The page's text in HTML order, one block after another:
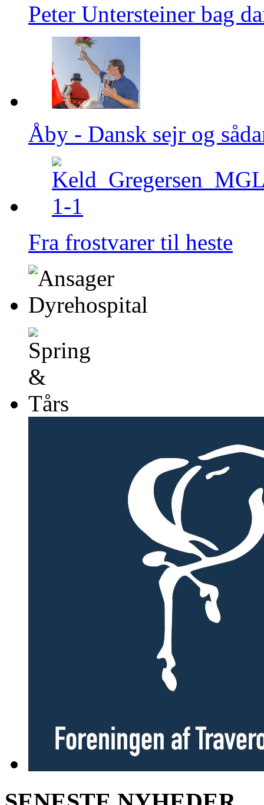
Peter Untersteiner bag
Åby - Dansk sejr og
Fra frostvarer til heste